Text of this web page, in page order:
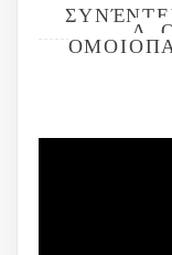
Δ.